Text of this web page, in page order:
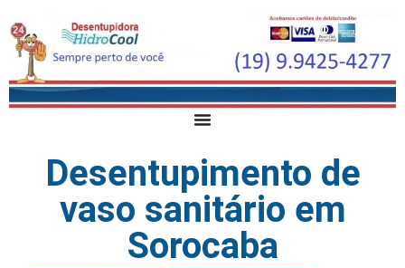
Desentupimento de
vaso sanitário em
Sorocaba